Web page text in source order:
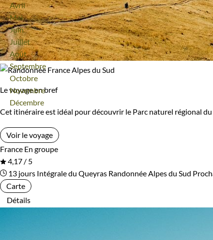
Avril
Mai
Juin
Juillet
Août
Septembre
Octobre
Novembre
Décembre
Le voyage en bref
Cet itinéraire est idéal pour découvrir le Parc naturel régional
Voir le voyage
France En groupe
4,17 / 5
13 jours Intégrale du Queyras Randonnée Alpes du Sud
Carte
Détails